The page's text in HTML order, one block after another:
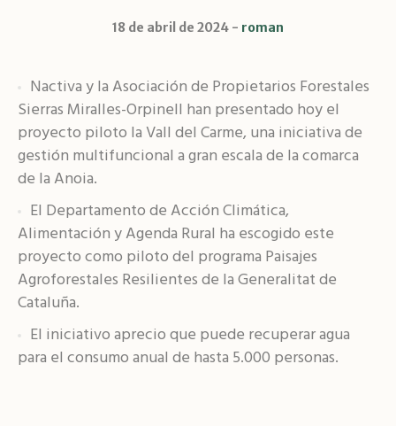
18 de abril de 2024 roman
Nactiva y la Asociación de Propietarios Forestales
Sierras Miralles-Orpinell han presentado hoy el
proyecto piloto la Vall del Carme, una iniciativa de
gestión multifuncional a gran escala de la comarca
de la Anoia.
El Departamento de Acción Climática,
Alimentación y Agenda Rural ha escogido este
proyecto como piloto del programa Paisajes
Agroforestales Resilientes de la Generalitat de
Cataluña.
El iniciativo aprecio que puede recuperar agua
para el consumo anual de hasta 5.000 personas.